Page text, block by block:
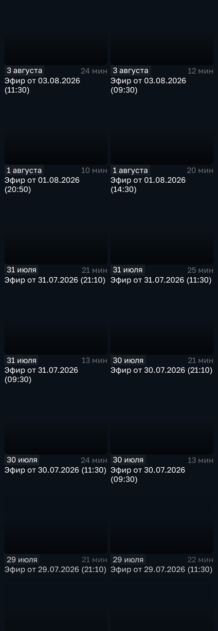
3 августа
24 мин
Эфир от 03.08.2026
(11:30)
3 августа
12 мин
Эфир от 03.08.2026
(09:30)
1 августа
10 мин
Эфир от 01.08.2026
(20:50)
1 августа
20 мин
Эфир от 01.08.2026
(14:30)
31 июля
21 мин
Эфир от 31.07.2026 (21:10)
31 июля
25 мин
Эфир от 31.07.2026 (11:30)
31 июля
13 мин
Эфир от 31.07.2026
(09:30)
30 июля
21 мин
Эфир от 30.07.2026 (21:10)
30 июля
24 мин
Эфир от 30.07.2026 (11:30)
30 июля
13 мин
Эфир от 30.07.2026
(09:30)
29 июля
21 мин
Эфир от 29.07.2026 (21:10)
29 июля
22 мин
Эфир от 29.07.2026 (11:30)